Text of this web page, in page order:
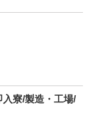
入寮/製造・工場/